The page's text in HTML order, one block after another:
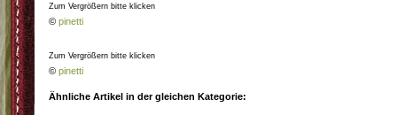
Zum Vergrößern bitte klicken
© pinetti
Zum Vergrößern bitte klicken
© pinetti
Ähnliche Artikel in der gleichen Kategorie: